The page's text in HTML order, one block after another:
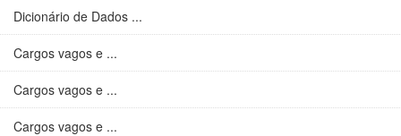
Dicionário de Dados ...
Cargos vagos e ...
Cargos vagos e ...
Cargos vagos e ...